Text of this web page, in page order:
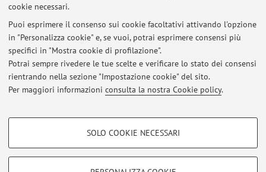
cookie necessari.
Puoi esprimere il consenso sui cookie facoltativi attivando l'opzione
in "Personalizza cookie" e, se vuoi, potrai esprimere consensi più
specifici in "Mostra cookie di profilazione".
Potrai sempre rivedere le tue scelte e verificare lo stato dei consensi
rientrando nella sezione "Impostazione cookie" del sito.
Per maggiori informazioni consulta la nostra Cookie policy.
COOKIE DI PROFILAZIONE - FACOLTATIVI
SOLO COOKIE NECESSARI
Ultimi avvisi
Al momento non sono presenti avvisi.
Area riservata
Accedi tramiteloginper gestire tutti i contenuti del sito.